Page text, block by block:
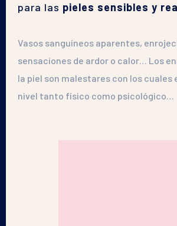
para las pieles sensibles y
Vasos sanguíneos aparentes,
sensaciones de ardor o calor… Los
la piel son malestares con los cuales
nivel tanto físico como psicológico…